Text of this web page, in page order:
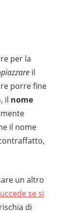
per la
il
porre fine
il nome
il nome
un altro
se si
di